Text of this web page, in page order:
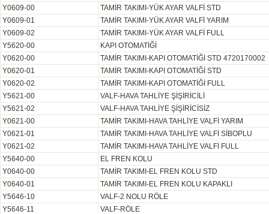
Y0609-00
TAMİR TAKIMI-YÜK AYAR VALFİ STD
Y0609-01
TAMİR TAKIMI-YÜK AYAR VALFİ YARIM
Y0609-02
TAMİR TAKIMI-YÜK AYAR VALFİ FULL
Y5620-00
KAPI OTOMATİĞİ
Y0620-00
TAMİR TAKIMI-KAPI OTOMATİĞİ STD 4720170002
Y0620-01
TAMİR TAKIMI-KAPI OTOMATİĞİ STD
Y0620-02
TAMİR TAKIMI-KAPI OTOMATİĞİ FULL
Y5621-00
VALF-HAVA TAHLİYE ŞİŞİRİCİLİ
Y5621-02
VALF-HAVA TAHLİYE ŞİŞİRİCİSİZ
Y0621-00
TAMİR TAKIMI-HAVA TAHLİYE VALFİ YARIM
Y0621-01
TAMİR TAKIMI-HAVA TAHLİYE VALFİ SİBOPLU
Y0621-02
TAMİR TAKIMI-HAVA TAHLİYE VALFİ FULL
Y5640-00
EL FREN KOLU
Y0640-00
TAMİR TAKIMI-EL FREN KOLU STD
Y0640-01
TAMİR TAKIMI-EL FREN KOLU KAPAKLI
Y5646-10
VALF-2 NOLU RÖLE
Y5646-11
VALF-RÖLE